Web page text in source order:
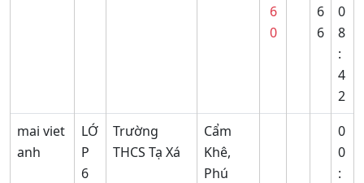
6
0
6
6
0
8
:
4
2
mai viet
anh
LỚ
P
6
Trường
THCS Tạ Xá
Cẩm
Khê,
Phú
0
0
: